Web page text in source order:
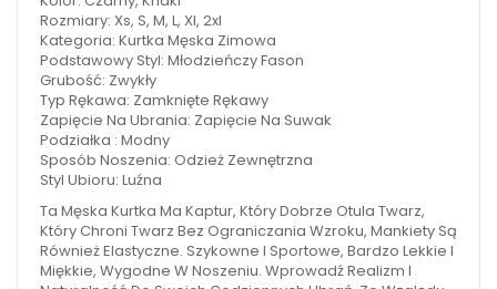
Rozmiary: Xs, S, M, L, Xl, 2xl
Kategoria: Kurtka Męska Zimowa
Podstawowy Styl: Młodzieńczy Fason
Grubość: Zwykły
Typ Rękawa: Zamknięte Rękawy
Zapięcie Na Ubrania: Zapięcie Na Suwak
Podziałka : Modny
Sposób Noszenia: Odzież Zewnętrzna
Styl Ubioru: Luźna
Ta Męska Kurtka Ma Kaptur, Który Dobrze Otula Twarz,
Który Chroni Twarz Bez Ograniczania Wzroku, Mankiety Są
Również Elastyczne. Szykowne I Sportowe, Bardzo Lekkie I
Miękkie, Wygodne W Noszeniu. Wprowadź Realizm I